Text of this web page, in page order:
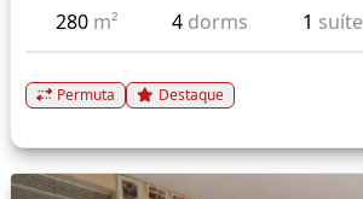
280 m² 4 dorms 1 suíte
Permuta Destaque